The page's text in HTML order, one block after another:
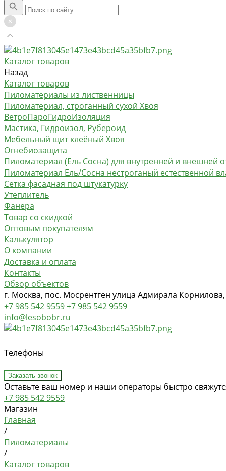
Каталог товаров
Назад
Каталог товаров
Пиломатериалы из лиственницы
Пиломатериал, строганный сухой Хвоя
ВетроПароГидроИзоляция
Мастика, Гидроизол, Рубероид
Мебельный щит клеёный Хвоя
Огнебиозащита
Пиломатериал (Ель Сосна) для внутренней и внешней
Пиломатериал Ель/Сосна нестроганый естественной
Сетка фасадная под штукатурку
Утеплитель
Фанера
Товар со скидкой
Оптовым покупателям
Калькулятор
О компании
Доставка и оплата
Контакты
Обзор объектов
г. Москва, пос. Мосрентген улица Адмирала
+7 985 542 9559+7 985 542 9559
info@lesobobr.ru
Телефоны
Заказать звонок
Оставьте ваш номер и наши операторы быстро
+7 985 542 9559
Магазин
Главная
/
Пиломатериалы
/
Каталог товаров